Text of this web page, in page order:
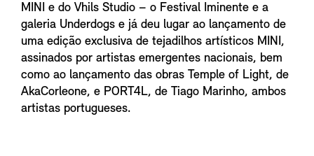
MINI e do Vhils Studio – o Festival Iminente e a
galeria Underdogs e já deu lugar ao lançamento de
uma edição exclusiva de tejadilhos artísticos MINI,
assinados por artistas emergentes nacionais, bem
como ao lançamento das obras Temple of Light, de
AkaCorleone, e PORT4L, de Tiago Marinho, ambos
artistas portugueses.